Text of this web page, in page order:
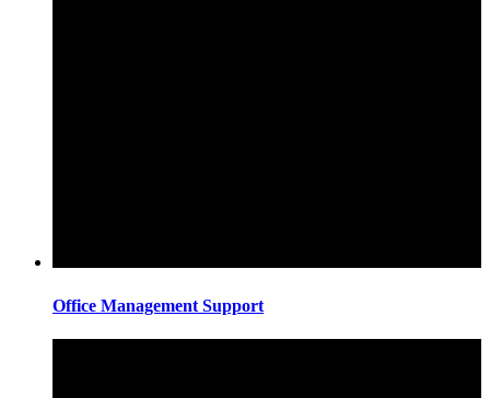
Office Management Support